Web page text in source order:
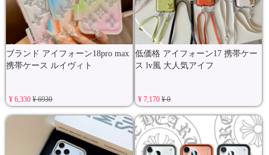
ブランド アイフォーン18pro max
携帯ケース ルイヴィト
¥ 6,330¥ 6930
低価格 アイフォーン17 携帯ケー
ス lv風 大人気アイフ
¥ 7,170¥ 0